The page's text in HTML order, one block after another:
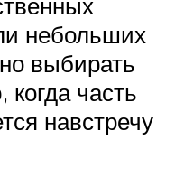
небольших
выбирать
часть
навстречу